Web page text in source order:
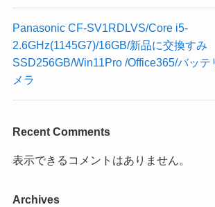
Panasonic CF-SV1RDLVS/Core i5-
2.6GHz(1145G7)/16GB/新品に交換すみ
SSD256GB/Win11Pro /Office365/バッテ
メラ
Recent Comments
表示できるコメントはありません。
Archives